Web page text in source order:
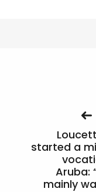
started a
Aruba:
mainly